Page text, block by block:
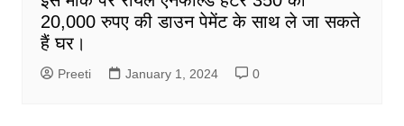
20,000 रुपए की डाउन पेमेंट के साथ ले जा सकते
हैं घर।
Preeti January 1, 2024 0